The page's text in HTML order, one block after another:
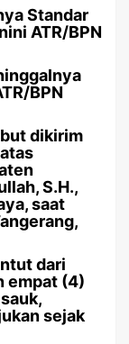
Standar
ATR/BPN
BPN
dikirim
S.H.,
saat
dari
empat (4)
sejak